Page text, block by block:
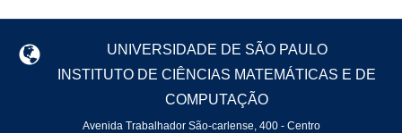
UNIVERSIDADE DE SÃO PAULO
INSTITUTO DE CIÊNCIAS MATEMÁTICAS E DE
COMPUTAÇÃO
Avenida Trabalhador São-carlense, 400 - Centro